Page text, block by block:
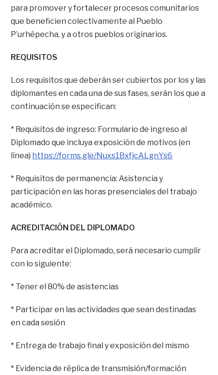
para promover y fortalecer procesos comunitarios
que beneficien colectivamente al Pueblo
P’urhépecha, y a otros pueblos originarios.
REQUISITOS
Los requisitos que deberán ser cubiertos por los y las
diplomantes en cada una de sus fases, serán los que a
continuación se especifican:
* Requisitos de ingreso: Formulario de ingreso al
Diplomado que incluya exposición de motivos (en
línea) https://forms.gle/Nuxs1BxfjcALgnYs6
* Requisitos de permanencia: Asistencia y
participación en las horas presenciales del trabajo
académico.
ACREDITACIÓN DEL DIPLOMADO
Para acreditar el Diplomado, será necesario cumplir
con lo siguiente:
* Tener el 80% de asistencias
* Participar en las actividades que sean destinadas
en cada sesión
* Entrega de trabajo final y exposición del mismo
* Evidencia de réplica de transmisión/formación